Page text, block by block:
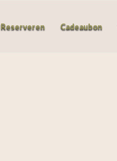
Reserveren Cadeaubon